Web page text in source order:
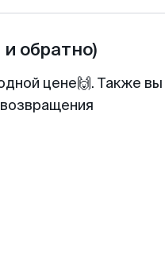
и обратно)
цене🙌. Также вы